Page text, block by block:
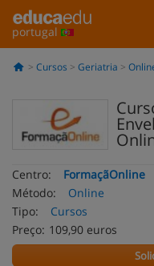
portugal
Cursos Geriatria
Centro:
FormaçãOnline
Método:
Online
Tipo:
Cursos
Preço: 109,90 euros